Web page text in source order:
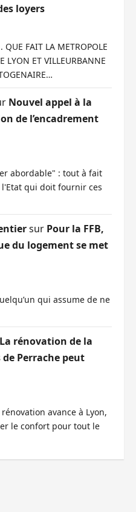
loyers
QUE FAIT LA METROPOLE
LYON ET VILLEURBANNE
Nouvel appel à la
de l’encadrement
abordable" : tout à fait
qui doit fournir ces
sur Pour la FFB,
du logement se met
qui assume de ne
La rénovation de la
de Perrache peut
avance à Lyon,
le confort pour tout le